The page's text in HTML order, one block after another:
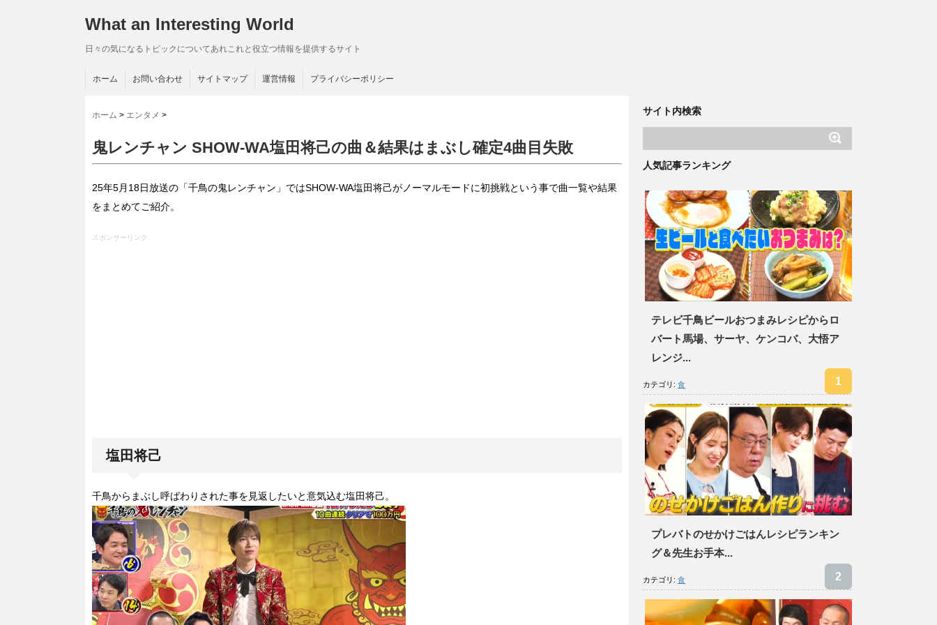
What an Interesting World
日々の気になるトピックについてあれこれと役立つ情報を提供するサイト
ホーム お問い合わせ サイトマップ 運営情報 プライバシーポリシー
ホーム > エンタメ >
鬼レンチャン SHOW-WA塩田将己の曲＆結果はまぶし確定4曲目失敗
25年5月18日放送の「千鳥の鬼レンチャン」ではSHOW-WA塩田将己がノーマルモードに初挑戦という事で曲一覧や結果
をまとめてご紹介。
スポンサーリンク
塩田将己
千鳥からまぶし呼ばわりされた事を見返したいと意気込む塩田将己。
サイト内検索
人気記事ランキング
テレビ千鳥ビールおつまみレシピからロ
バート馬場、サーヤ、ケンコバ、大悟ア
レンジ...
カテゴリ: 食
プレバトのせかけごはんレシピランキン
グ＆先生お手本...
カテゴリ: 食